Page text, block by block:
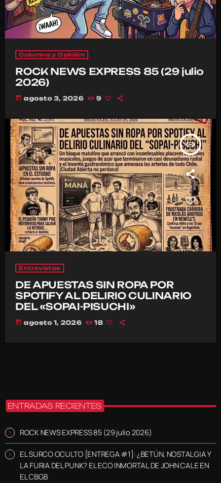
Columna y Opinión
ROCK NEWS EXPRESS 85 (29 julio
2026)
today agosto 3, 2026 9
insert_link
Entrevistas
DE APUESTAS SIN ROPA POR
SPOTIFY AL DELIRIO CULINARIO
DEL «SOPAI-PISUCHI»
today agosto 1, 2026 18
ENTRADAS RECIENTES
ROCK NEWS EXPRESS 85 (29 julio 2026)
EL SURCO OCULTO [ENTREGA #1]: ¿BETÚN, NOSTALGIA Y
LA FURIA DEL PUNK? EL ECO INMORTAL DE JOHN CALE EN
EL CBGB